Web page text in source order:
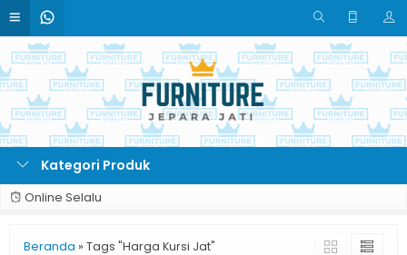
Kategori Produk
Online Selalu
Beranda » Tags "Harga Kursi Jat"